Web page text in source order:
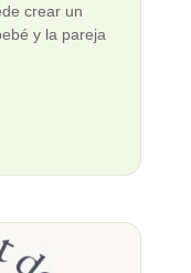
crear un
y la pareja